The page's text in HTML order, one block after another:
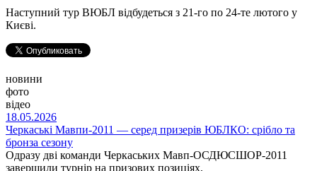
Наступний тур ВЮБЛ відбудеться з 21-го по 24-те лютого у
Києві.
новини
фото
відео
18.05.2026
Черкаські Мавпи-2011 — серед призерів ЮБЛКО: срібло та
бронза сезону
Одразу дві команди Черкаських Мавп-ОСДЮСШОР-2011
завершили турнір на призових позиціях.